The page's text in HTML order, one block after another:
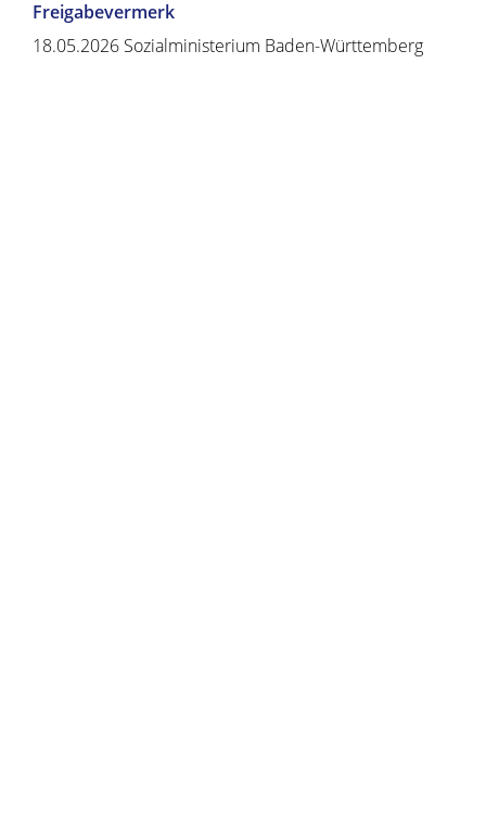
Freigabevermerk
18.05.2026 Sozialministerium Baden-Württemberg